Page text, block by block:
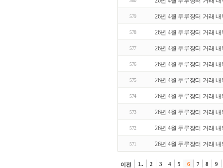
579 26년 4월 두루장터 거래 내
578 26년 4월 두루장터 거래 내
577 26년 4월 두루장터 거래 내
576 26년 4월 두루장터 거래 내
575 26년 4월 두루장터 거래 내
574 26년 4월 두루장터 거래 내
573 26년 4월 두루장터 거래 내
572 26년 4월 두루장터 거래 내
571 26년 4월 두루장터 거래 내
이전 1.. 2 3 4 5 6 7 8 9